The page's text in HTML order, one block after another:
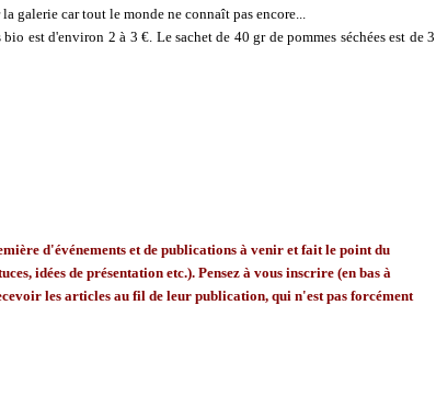
galerie car tout le monde ne connaît pas encore...
est d'environ 2 à 3 €. Le sachet de 40 gr de pommes séchées est de 3
d'événements et de publications à venir et fait le point du
idées de présentation etc.). Pensez à vous inscrire (en bas à
les articles au fil de leur publication, qui n'est pas forcément